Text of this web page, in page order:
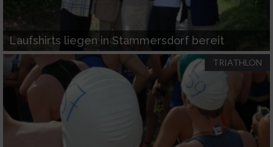
Laufshirts liegen in Stammersdorf bereit
TRIATHLON
Verwendung von Profilen zur Auswahl
personalisierter Werbung
Erstellung von Profilen zur Personalisierung
von Inhalten
Verwendung von Profilen zur Auswahl
personalisierter Inhalte
Messung der Werbeleistung